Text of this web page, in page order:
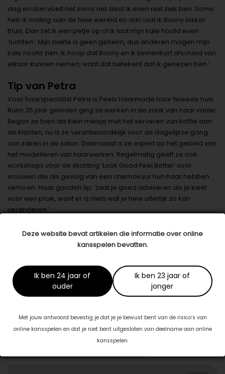
Deze website bevat artikelen die informatie over online
kansspelen bevatten.
Ik ben 24 jaar of
ouder
Ik ben 23 jaar of
jonger
Met jouw antwoord bevestig je dat je je bewust bent van de risico’s van
online kansspelen en dat je niet bent uitgesloten van deelname aan online
kansspelen.
dag en dan voelt het soms net alsof ik even niet ziek ben. Soms
heb ik maling aan de hele wereld en dan laat ik Bonny lekker
thuis. Dan zet ik een petje op of ik laat mijn kale hoofd even
‘luchten’. Mijn ziekte is geen geheim, dus anderen mogen mijn
kale hoofd zien. Ik hoop dat Bonny en ik binnenkort afscheid van
elkaar kunnen nemen, want dat betekent dat ik genezen ben.’
Tip van Petra
Voor haarspecialist Petra is Peels Haarmode haar tweede huis.
Ruim 35 jaar geleden ging ze werken in de zaak van haar vader.
Begon ze toen als klein meisje met het serveren van koffie aan
de klanten, nu is ze verantwoordelijk voor de dagelijkse gang
van zaken in de salon. Daarnaast is ze expert op het gebied van
het modelleren van haarwerken. Regelmatig geeft ze ook
workshops voor de stichting ‘Look Good Feel Better’ voor
vrouwen die als gevolg van een chemokuur hun haar hebben
verloren. Haar gouden tip: ‘Laat je goed adviseren als je kiest
voor een pruik, want er is niets wat je hele uiterlijk zo kan
veranderen.’
Datum: 31 augustus 2018
Dit artikel is tot stand gekomen in samenwerking met:
Peels Haarmode